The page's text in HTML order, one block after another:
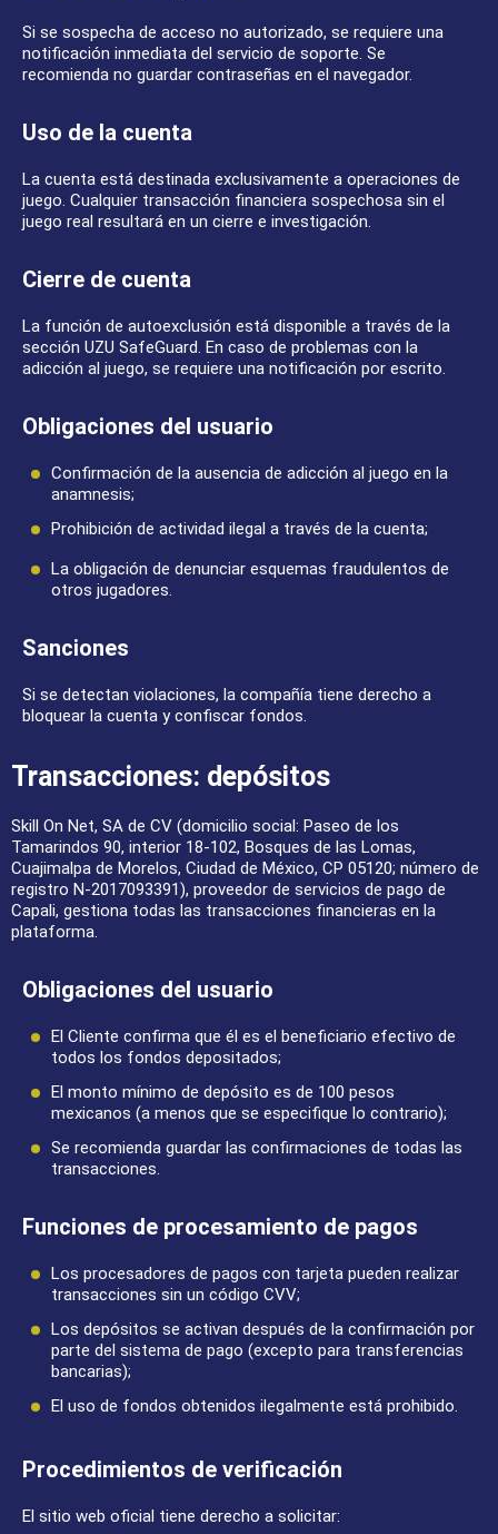
Si se sospecha de acceso no autorizado, se requiere una
notificación inmediata del servicio de soporte. Se
recomienda no guardar contraseñas en el navegador.
Uso de la cuenta
La cuenta está destinada exclusivamente a operaciones de
juego. Cualquier transacción financiera sospechosa sin el
juego real resultará en un cierre e investigación.
Cierre de cuenta
La función de autoexclusión está disponible a través de la
sección UZU SafeGuard. En caso de problemas con la
adicción al juego, se requiere una notificación por escrito.
Obligaciones del usuario
Confirmación de la ausencia de adicción al juego en la
anamnesis;
Prohibición de actividad ilegal a través de la cuenta;
La obligación de denunciar esquemas fraudulentos de
otros jugadores.
Sanciones
Si se detectan violaciones, la compañía tiene derecho a
bloquear la cuenta y confiscar fondos.
Transacciones: depósitos
Skill On Net, SA de CV (domicilio social: Paseo de los
Tamarindos 90, interior 18-102, Bosques de las Lomas,
Cuajimalpa de Morelos, Ciudad de México, CP 05120; número de
registro N-2017093391), proveedor de servicios de pago de
Capali, gestiona todas las transacciones financieras en la
plataforma.
Obligaciones del usuario
El Cliente confirma que él es el beneficiario efectivo de
todos los fondos depositados;
El monto mínimo de depósito es de 100 pesos
mexicanos (a menos que se especifique lo contrario);
Se recomienda guardar las confirmaciones de todas las
transacciones.
Funciones de procesamiento de pagos
Los procesadores de pagos con tarjeta pueden realizar
transacciones sin un código CVV;
Los depósitos se activan después de la confirmación por
parte del sistema de pago (excepto para transferencias
bancarias);
El uso de fondos obtenidos ilegalmente está prohibido.
Procedimientos de verificación
El sitio web oficial tiene derecho a solicitar: